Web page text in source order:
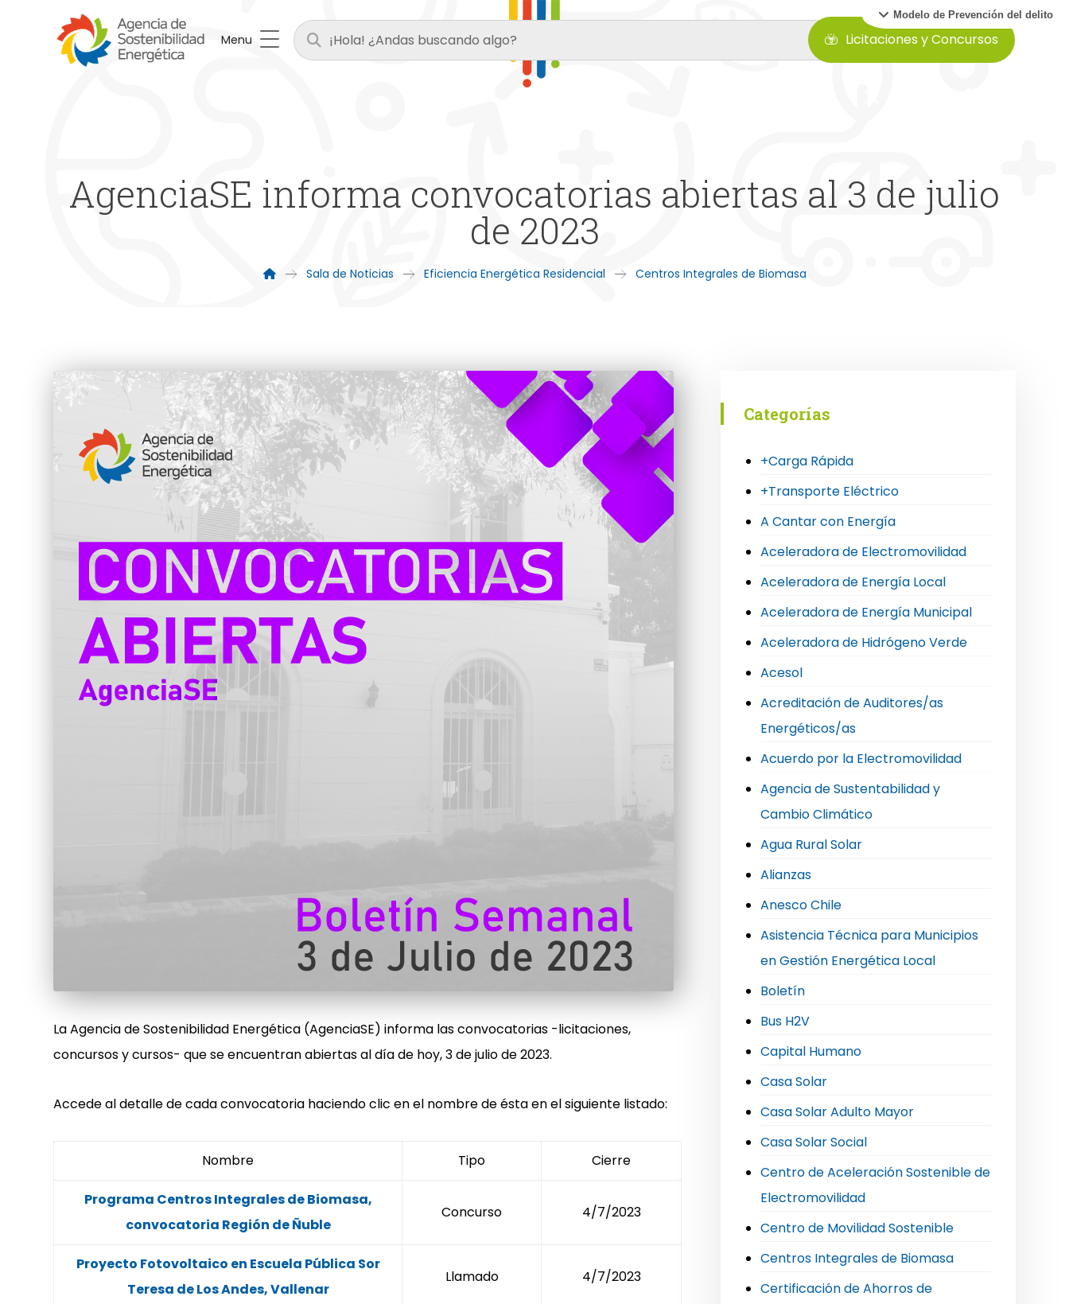
Modelo de Prevención del delito
Menu Licitaciones y Concursos
AgenciaSE informa convocatorias abiertas al 3 de julio
de 2023
Sala de Noticias Eficiencia Energética Residencial Centros Integrales de Biomasa
La Agencia de Sostenibilidad Energética (AgenciaSE) informa las convocatorias -licitaciones,
concursos y cursos- que se encuentran abiertas al día de hoy, 3 de julio de 2023.
Accede al detalle de cada convocatoria haciendo clic en el nombre de ésta en el siguiente listado:
Nombre Tipo Cierre
Programa Centros Integrales de Biomasa,
convocatoria Región de Ñuble
Concurso 4/7/2023
Proyecto Fotovoltaico en Escuela Pública Sor
Teresa de Los Andes, Vallenar
Llamado 4/7/2023
Categorías
+Carga Rápida
+Transporte Eléctrico
A Cantar con Energía
Aceleradora de Electromovilidad
Aceleradora de Energía Local
Aceleradora de Energía Municipal
Aceleradora de Hidrógeno Verde
Acesol
Acreditación de Auditores/as
Energéticos/as
Acuerdo por la Electromovilidad
Agencia de Sustentabilidad y
Cambio Climático
Agua Rural Solar
Alianzas
Anesco Chile
Asistencia Técnica para Municipios
en Gestión Energética Local
Boletín
Bus H2V
Capital Humano
Casa Solar
Casa Solar Adulto Mayor
Casa Solar Social
Centro de Aceleración Sostenible de
Electromovilidad
Centro de Movilidad Sostenible
Centros Integrales de Biomasa
Certificación de Ahorros de